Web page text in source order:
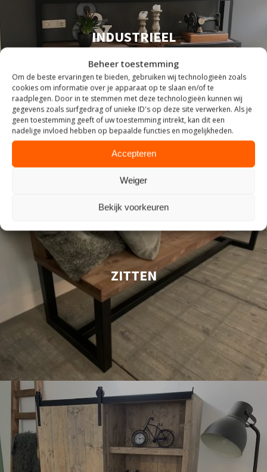
Beheer toestemming
Om de beste ervaringen te bieden, gebruiken wij technologieën zoals
cookies om informatie over je apparaat op te slaan en/of te
raadplegen. Door in te stemmen met deze technologieën kunnen wij
gegevens zoals surfgedrag of unieke ID's op deze site verwerken. Als je
geen toestemming geeft of uw toestemming intrekt, kan dit een
nadelige invloed hebben op bepaalde functies en mogelijkheden.
Accepteren
Weiger
Bekijk voorkeuren
INDUSTRIEEL
ZITTEN